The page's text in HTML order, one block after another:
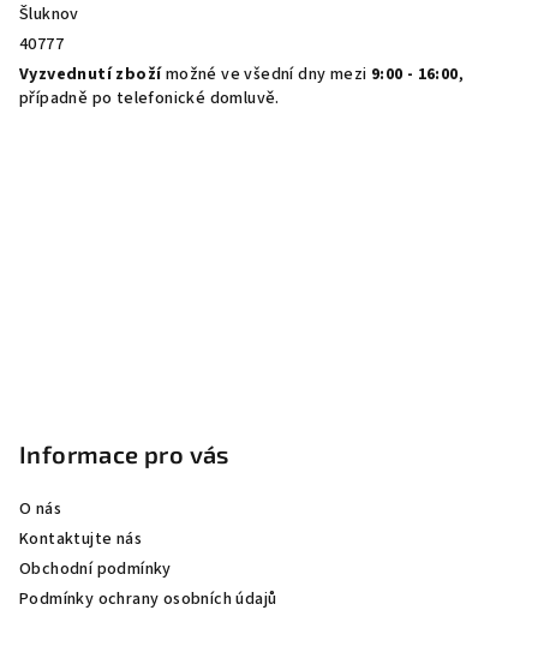
Šluknov
40777
Vyzvednutí zbožímožné ve všední dny mezi 9:00 - 16:00,
případně po telefonické domluvě.
Informace pro vás
O nás
Kontaktujte nás
Obchodní podmínky
Podmínky ochrany osobních údajů